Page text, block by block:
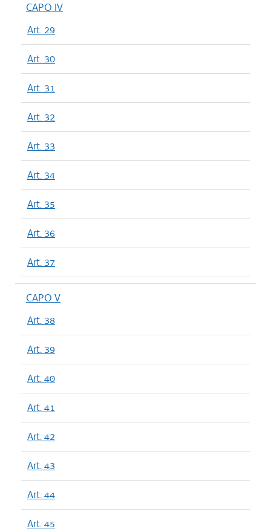
CAPO IV
Art. 29
Art. 30
Art. 31
Art. 32
Art. 33
Art. 34
Art. 35
Art. 36
Art. 37
CAPO V
Art. 38
Art. 39
Art. 40
Art. 41
Art. 42
Art. 43
Art. 44
Art. 45